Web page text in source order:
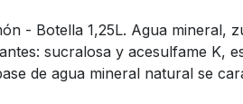
- Botella 1,25L. Agua mineral,
sucralosa y acesulfame K,
de agua mineral natural se